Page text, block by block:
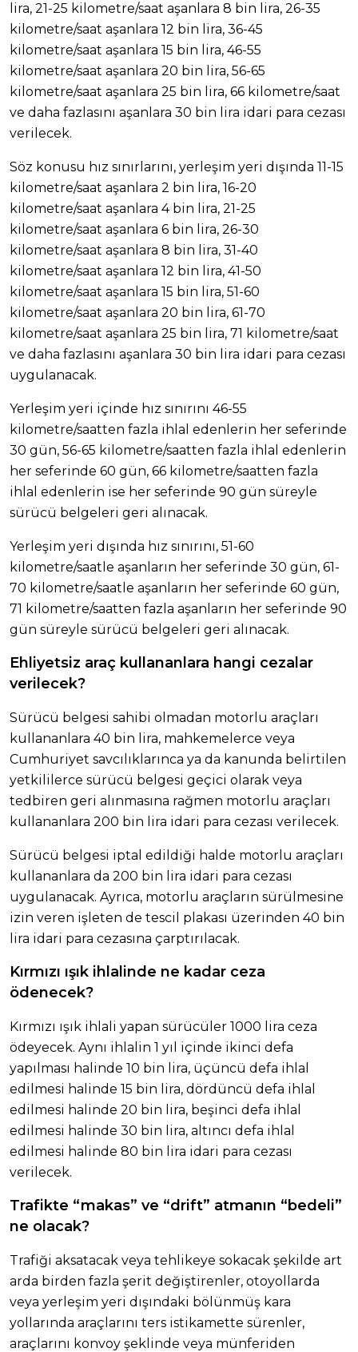
lira, 21-25 kilometre/saat aşanlara 8 bin lira, 26-35
kilometre/saat aşanlara 12 bin lira, 36-45
kilometre/saat aşanlara 15 bin lira, 46-55
kilometre/saat aşanlara 20 bin lira, 56-65
kilometre/saat aşanlara 25 bin lira, 66 kilometre/saat
ve daha fazlasını aşanlara 30 bin lira idari para cezası
verilecek.
Söz konusu hız sınırlarını, yerleşim yeri dışında 11-15
kilometre/saat aşanlara 2 bin lira, 16-20
kilometre/saat aşanlara 4 bin lira, 21-25
kilometre/saat aşanlara 6 bin lira, 26-30
kilometre/saat aşanlara 8 bin lira, 31-40
kilometre/saat aşanlara 12 bin lira, 41-50
kilometre/saat aşanlara 15 bin lira, 51-60
kilometre/saat aşanlara 20 bin lira, 61-70
kilometre/saat aşanlara 25 bin lira, 71 kilometre/saat
ve daha fazlasını aşanlara 30 bin lira idari para cezası
uygulanacak.
Yerleşim yeri içinde hız sınırını 46-55
kilometre/saatten fazla ihlal edenlerin her seferinde
30 gün, 56-65 kilometre/saatten fazla ihlal edenlerin
her seferinde 60 gün, 66 kilometre/saatten fazla
ihlal edenlerin ise her seferinde 90 gün süreyle
sürücü belgeleri geri alınacak.
Yerleşim yeri dışında hız sınırını, 51-60
kilometre/saatle aşanların her seferinde 30 gün, 61-
70 kilometre/saatle aşanların her seferinde 60 gün,
71 kilometre/saatten fazla aşanların her seferinde 90
gün süreyle sürücü belgeleri geri alınacak.
Ehliyetsiz araç kullananlara hangi cezalar
verilecek?
Sürücü belgesi sahibi olmadan motorlu araçları
kullananlara 40 bin lira, mahkemelerce veya
Cumhuriyet savcılıklarınca ya da kanunda belirtilen
yetkililerce sürücü belgesi geçici olarak veya
tedbiren geri alınmasına rağmen motorlu araçları
kullananlara 200 bin lira idari para cezası verilecek.
Sürücü belgesi iptal edildiği halde motorlu araçları
kullananlara da 200 bin lira idari para cezası
uygulanacak. Ayrıca, motorlu araçların sürülmesine
izin veren işleten de tescil plakası üzerinden 40 bin
lira idari para cezasına çarptırılacak.
Kırmızı ışık ihlalinde ne kadar ceza
ödenecek?
Kırmızı ışık ihlali yapan sürücüler 1000 lira ceza
ödeyecek. Aynı ihlalin 1 yıl içinde ikinci defa
yapılması halinde 10 bin lira, üçüncü defa ihlal
edilmesi halinde 15 bin lira, dördüncü defa ihlal
edilmesi halinde 20 bin lira, beşinci defa ihlal
edilmesi halinde 30 bin lira, altıncı defa ihlal
edilmesi halinde 80 bin lira idari para cezası
verilecek.
Trafikte “makas” ve “drift” atmanın “bedeli”
ne olacak?
Trafiği aksatacak veya tehlikeye sokacak şekilde art
arda birden fazla şerit değiştirenler, otoyollarda
veya yerleşim yeri dışındaki bölünmüş kara
yollarında araçlarını ters istikamette sürenler,
araçlarını konvoy şeklinde veya münferiden